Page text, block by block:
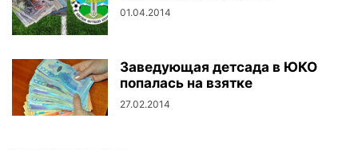
01.04.2014
Заведующая детсада в ЮКО
попалась на взятке
27.02.2014